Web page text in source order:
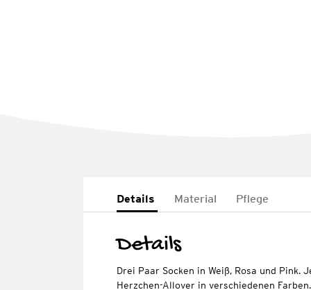
Details Material Pflege
Details
Drei Paar Socken in Weiß, Rosa und Pink.
Herzchen-Allover in verschiedenen